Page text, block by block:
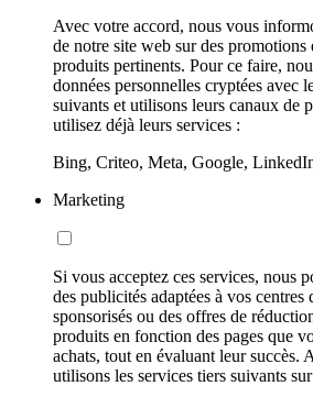
Avec votre accord, nous vous
de notre site web sur des promotions
produits pertinents. Pour ce faire,
données personnelles cryptées avec
suivants et utilisons leurs canaux de
utilisez déjà leurs services :
Bing, Criteo, Meta, Google,
Marketing
Si vous acceptez ces services, nous
des publicités adaptées à vos centres
sponsorisés ou des offres de
produits en fonction des pages que
achats, tout en évaluant leur succès.
utilisons les services tiers suivants